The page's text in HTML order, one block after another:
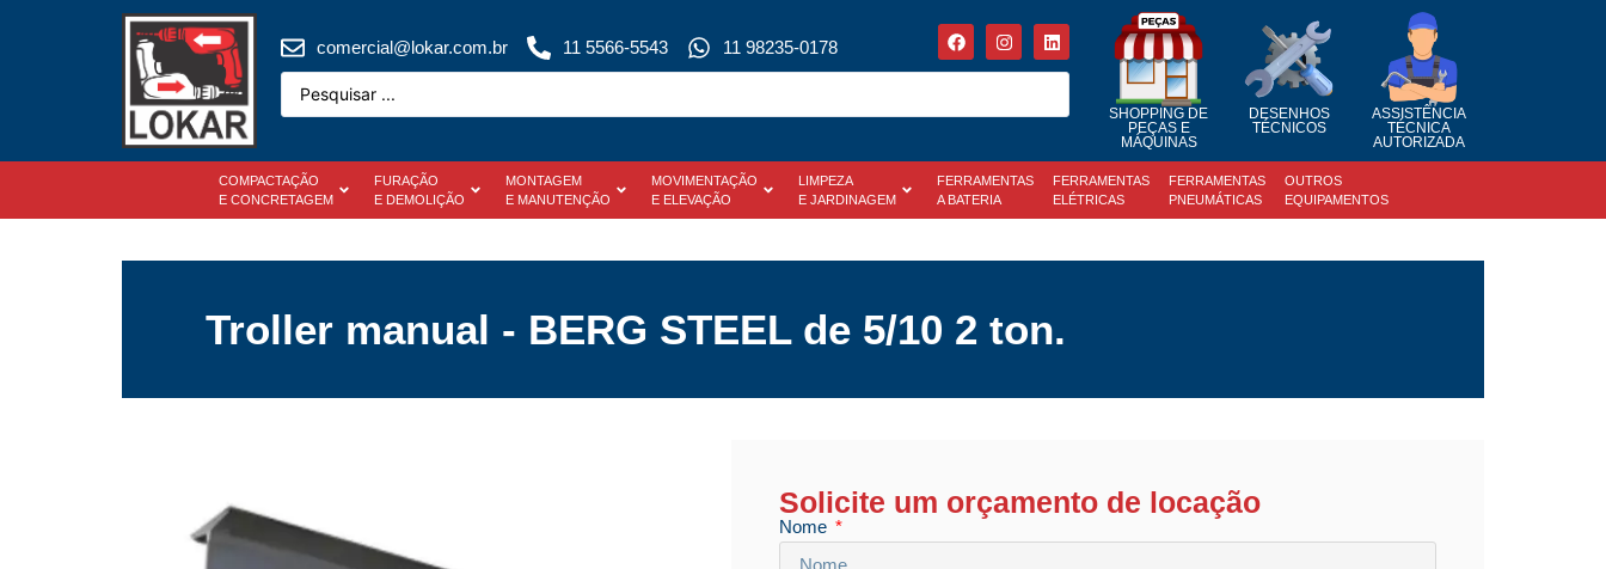
comercial@lokar.com.br 11 5566-5543 11 98235-0178
SHOPPING DE
PEÇAS E
MÁQUINAS
DESENHOS
TÉCNICOS
ASSISTÊNCIA
TÉCNICA
AUTORIZADA
COMPACTAÇÃO
E CONCRETAGEM
FURAÇÃO
E DEMOLIÇÃO
MONTAGEM
E MANUTENÇÃO
MOVIMENTAÇÃO
E ELEVAÇÃO
LIMPEZA
E JARDINAGEM
FERRAMENTAS
A BATERIA
FERRAMENTAS
ELÉTRICAS
FERRAMENTAS
PNEUMÁTICAS
OUTROS
EQUIPAMENTOS
Troller manual - BERG STEEL de 5/10 2 ton.
Solicite um orçamento de locação
Nome